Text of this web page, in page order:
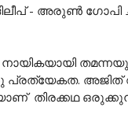
- അരുൺ ഗോപി
നായികയായി
അജിത്
തിരക്കഥ